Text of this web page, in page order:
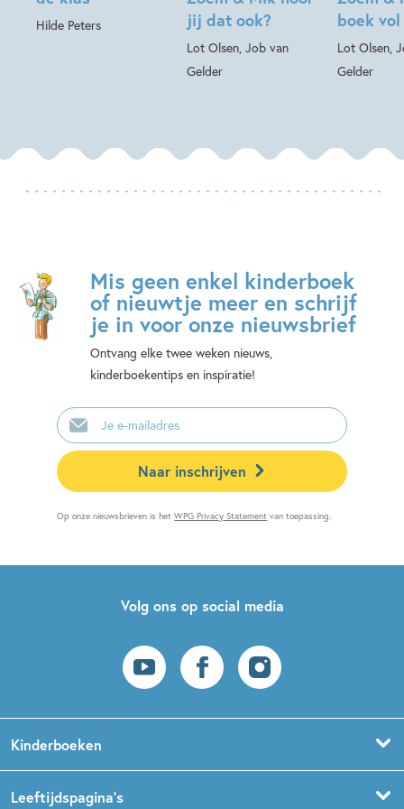
Hilde Peters
jij dat ook?
Lot Olsen, Job van
Gelder
boek
Lot Olsen,
Gelder
Mis geen enkel kinderboek
of nieuwtje meer en schrijf
je in voor onze nieuwsbrief
Ontvang elke twee weken nieuws,
kinderboekentips en inspiratie!
E-
mailadres
Naar inschrijven
Op onze nieuwsbrieven is hetWPG Privacy Statement van toepassing.
Volg ons op social media
Kinderboeken
Leeftijdspagina’s